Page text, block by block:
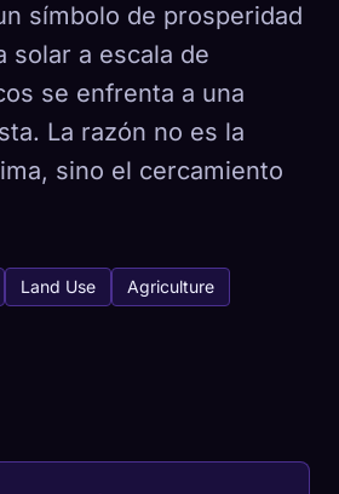
símbolo de prosperidad
solar a escala de
se enfrenta a una
La razón no es la
sino el cercamiento
Land Use
Agriculture